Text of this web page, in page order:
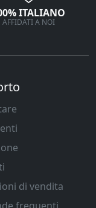
ITALIANO
AFFIDATI A NOI
di vendita